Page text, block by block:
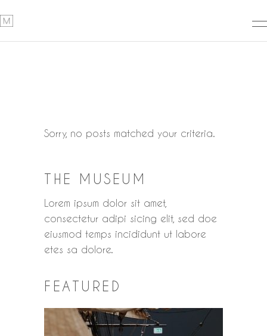
Sorry, no posts matched your criteria.
THE MUSEUM
Lorem ipsum dolor sit amet,
consectetur adipi sicing elit, sed doe
eiusmod temps incididunt ut labore
etes sa dolore.
FEATURED